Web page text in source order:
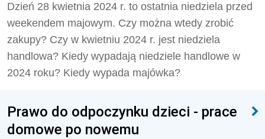
Dzień 28 kwietnia 2024 r. to ostatnia niedziela przed
weekendem majowym. Czy można wtedy zrobić
zakupy? Czy w kwietniu 2024 r. jest niedziela
handlowa? Kiedy wypadają niedziele handlowe w
2024 roku? Kiedy wypada majówka?
Prawo do odpoczynku dzieci - prace
domowe po nowemu